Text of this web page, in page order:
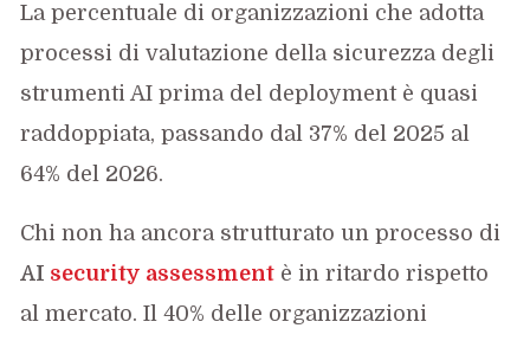
La percentuale di organizzazioni che adotta
processi di valutazione della sicurezza degli
strumenti AI prima del deployment è quasi
raddoppiata, passando dal 37% del 2025 al
64% del 2026.
Chi non ha ancora strutturato un processo di
AI security assessment è in ritardo rispetto
al mercato. Il 40% delle organizzazioni